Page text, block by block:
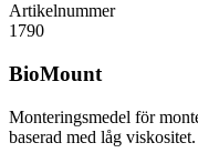
Artikelnummer
1790
BioMount
Monteringsmedel för
baserad med låg